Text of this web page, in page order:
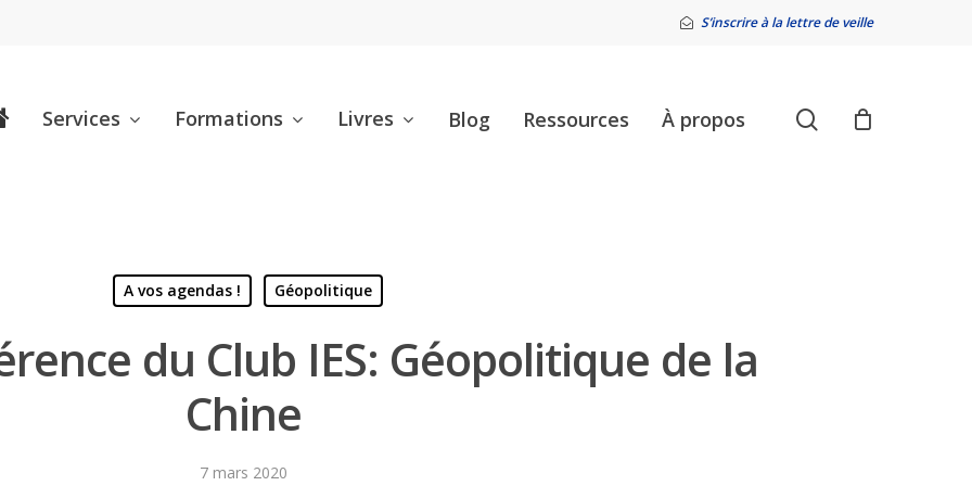
S’inscrire à la lettre de veille
Services Formations Livres Blog Ressources À propos search
A vos agendas ! Géopolitique
du Club IES: Géopolitique de la
Chine
7 mars 2020